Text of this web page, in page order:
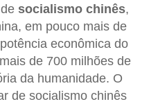
socialismo chinês,
em pouco mais de
econômica do
de 700 milhões de
da humanidade. O
de socialismo chinês